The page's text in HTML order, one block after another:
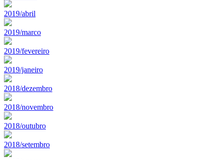
2019/abril
2019/marco
2019/fevereiro
2019/janeiro
2018/dezembro
2018/novembro
2018/outubro
2018/setembro